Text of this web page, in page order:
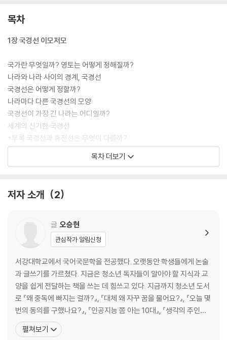
목차
1장 국경선 이모저모
국가란 무엇일까? 영토는 어떻게 정해질까?
나라와 나라 사이의 경계, 국경선
국경선은 어떻게 정할까?
나라마다 다른 국경선의 모양
국경선이 가장 긴 나라는 어디일까?
세계의 신기한 국경선
*부록 국경선과 휴전선은 무엇이 다를까?
국경은 국가의 최소 안전선
영유권 분쟁은 왜 일어날까?
*부록 미래에는 국경 분쟁이 사라질까?
3장 피 흘리는 국경선
이스라엘-팔레스타인 분쟁
이스라엘 vs 아랍권 국가, 네 번의 중동 전쟁
러시아-우크라이나 전쟁
두 나라가 관리하는 지역, 카슈미르
영토를 둘러싼 특이한 갈등
목차 더보기
저자 소개 2
글 오승현
관심작가 알림신청
서강대학교에서 국어국문학을 전공했다. 오랫동안 학생들에게 논술
과 글쓰기를 가르쳤다. 지금은 청소년 독자들이 알아야 할 지식과 교
양을 쉽게 전달하는 책을 쓰는 데 힘쓰고 있다. 지금까지 청소년 도서
로 『왜 중독에 빠지는 걸까?』, 『대체 왜 자꾸 꿈을 물어요?』, 『오늘 몇
번의 동의를 구했나요?』, 『인공지능 쫌 아는 10대』, 『생각의 주인은
나』 등을 썼다, 어린이 도서로는 『미술관에는 수상한 비밀이 산다』,
『지구에 옷이 너무 많다고?』, 『세계는 왜 끝없이 싸울까?』, 『지금은
펼쳐보기